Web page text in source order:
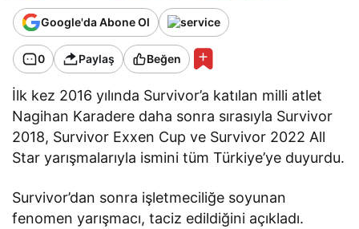
Google'da Abone Ol
0 Paylaş Beğen
İlk kez 2016 yılında Survivor’a katılan milli atlet
Nagihan Karadere daha sonra sırasıyla Survivor
2018, Survivor Exxen Cup ve Survivor 2022 All
Star yarışmalarıyla ismini tüm Türkiye’ye duyurdu.
Survivor’dan sonra işletmeciliğe soyunan
fenomen yarışmacı, taciz edildiğini açıkladı.